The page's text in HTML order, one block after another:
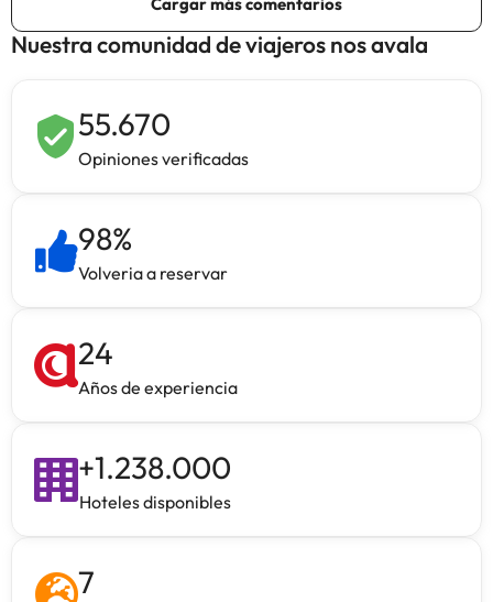
Nuestra comunidad de viajeros nos avala
55.670
Opiniones verificadas
98%
Volveria a reservar
24
Años de experiencia
+1.238.000
Hoteles disponibles
7